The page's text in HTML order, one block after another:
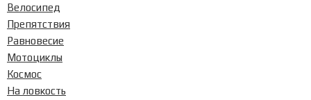
Велосипед
Препятствия
Равновесие
Мотоциклы
Космос
На ловкость